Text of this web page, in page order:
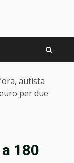
autista
per due
180